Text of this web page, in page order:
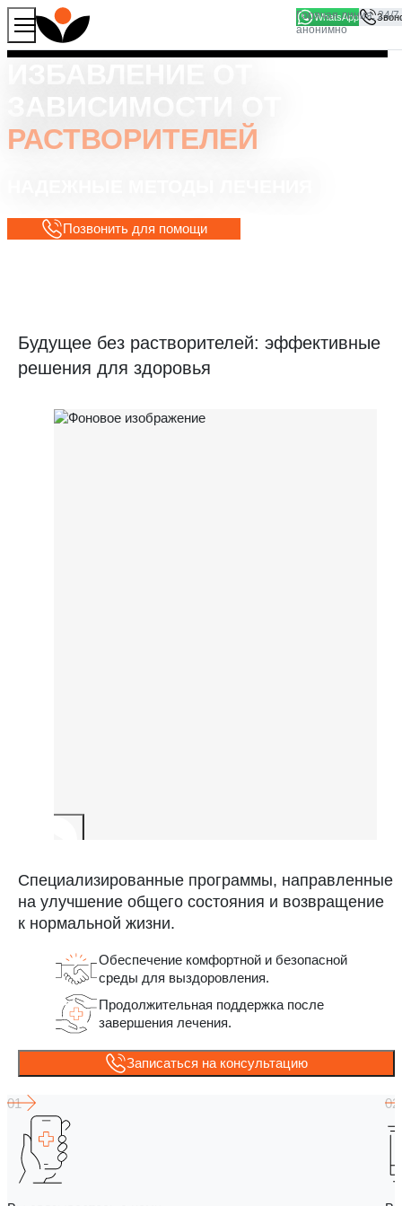
WhatsApp
РАСТВОРИТЕЛЕЙ
Позвонить для помощи
Будущее без растворителей: эффективные
решения для здоровья
Специализированные программы, направленные
на улучшение общего состояния и возвращение
к нормальной жизни.
Обеспечение комфортной и безопасной
среды для выздоровления.
Продолжительная поддержка после
завершения лечения.
Записаться на консультацию
Продолжая работу с сайтом, вы соглашаетесь на то, что
мы используем файлы
Хорошо